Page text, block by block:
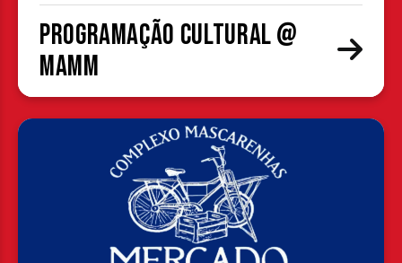
Programação cultural @
MAMM